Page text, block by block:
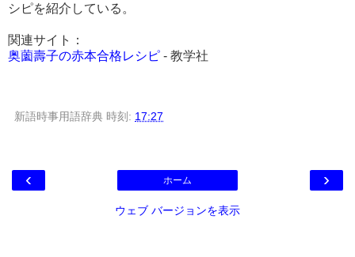
シピを紹介している。
関連サイト：
奥薗壽子の赤本合格レシピ - 教学社
新語時事用語辞典 時刻: 17:27
‹ ›
ホーム
ウェブ バージョンを表示